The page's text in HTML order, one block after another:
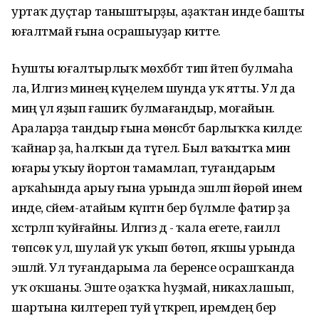
уртаҡ дуҫтар таныштырҙы, аҙаҡтан инде башты
юғалтмай ғына осрашыуҙар китте.
Һушты юғалтырлыҡ мөхәббәт тип әйтеп булмаһа
ла, Илгиз минең күңелемә шунда уҡ ятты. Ул да
миңә үлә яҙып ғашиҡ булмағандыр, моғайын.
Араларҙа тандыр ғына мөнәсәбәт барлыҡҡа килде:
ҡайнар ҙа, һалҡын да түгел. Был ваҡытҡа мин
юғары уҡыу йортон тамамлап, туғандарым
арҡаһында арыу ғына урында эшләп йөрөй инем
инде, әсәйем-атайым күптән бер бүлмәле фатир ҙа
хәстәрләп ҡуйғайны. Илгиз дә - ҡала егете, ғаиләлә
төпсөк ул, шулай уҡ уҡып бөтөп, яҡшы урында
эшләй. Ул туғандарыма ла беренсе осрашҡанда
уҡ оҡшаны. Эште оҙаҡҡа һуҙмай, никахлашып,
шартына килтереп туй үткәреп, иремдең бер